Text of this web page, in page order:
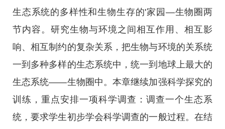
生态系统的多样性和生物生存的'家园—生物圈两
节内容。研究生物与环境之间相互作用、相互影
响、相互制约的复杂关系，把生物与环境的关系统
一到多种多样的生态系统中，统一到地球上最大的
生态系统——生物圈中。本章继续加强科学探究的
训练，重点安排一项科学调查：调查一个生态系
统，要求学生初步学会科学调查的一般过程。在结